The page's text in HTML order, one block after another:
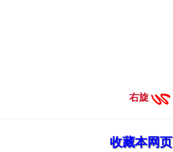
右旋
收藏本网页